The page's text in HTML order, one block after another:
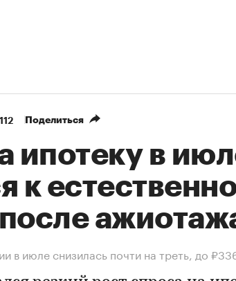
Поделиться
ипотеку в
к
в июле снизилась почти на треть, до